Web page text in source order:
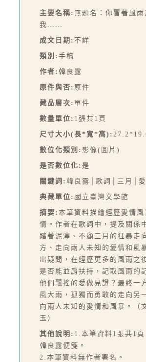
主要名稱: 無題名：你冒著風雨
我……
成文日期: 不詳
類別: 手稿
作者: 韓良露
原件與否: 原件
藏品層次: 單件
數量單位: 1張共1頁
尺寸大小(長*寬*高):
數位化類別: 影像(圖片)
是否數位化: 是
關鍵詞: 韓良露│歌詞│三月│
典藏單位: 國立臺灣文學館
摘要: 本筆資料描繪經歷愛情風
情。作者在歌詞中，提及關係
踏著泥濘、不顧三月的狂暴走
方、走向兩人未知的愛情和風
出疑問，在經歷更多的風雨之
是否能並肩扶持，記取風雨的
他們飄搖的愛做見證？最終一
風大雨，孤獨而勇敢的走向另
向兩人未知的愛情和風暴。（
玉）
其他說明: 1.本筆資料1張共1頁
韓良露便箋。
2.本筆資料無作者署名。